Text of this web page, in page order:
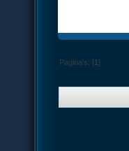
Pagina's: [1]